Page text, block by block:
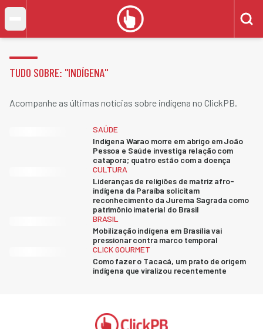
TUDO SOBRE: "INDÍGENA"
Acompanhe as últimas notícias sobre indígena no ClickPB.
SAÚDE
Indígena Warao morre em abrigo em João
Pessoa e Saúde investiga relação com
catapora; quatro estão com a doença
CULTURA
Lideranças de religiões de matriz afro-
indígena da Paraíba solicitam
reconhecimento da Jurema Sagrada como
patrimônio imaterial do Brasil
BRASIL
Mobilização indígena em Brasília vai
pressionar contra marco temporal
CLICK GOURMET
Como fazer o Tacacá, um prato de origem
indígena que viralizou recentemente